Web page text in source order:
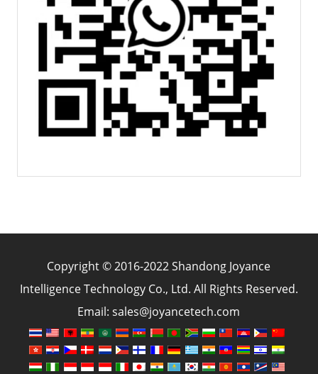
Copyright © 2016-2022 Shandong Joyance
Intelligence Technology Co., Ltd. All Rights Reserved.
Email: sales@joyancetech.com